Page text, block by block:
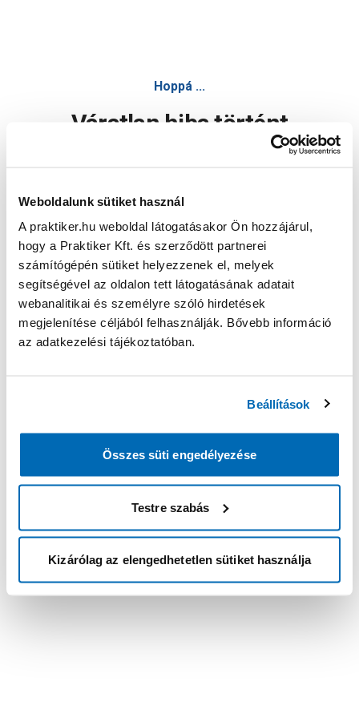
Weboldalunk sütiket használ
A praktiker.hu weboldal látogatásakor Ön hozzájárul,
hogy a Praktiker Kft. és szerződött partnerei
számítógépén sütiket helyezzenek el, melyek
segítségével az oldalon tett látogatásának adatait
webanalitikai és személyre szóló hirdetések
megjelenítése céljából felhasználják. Bővebb információ
az adatkezelési tájékoztatóban.
Beállítások
Összes süti engedélyezése
Testre szabás
Kizárólag az elengedhetetlen sütiket használja
Hoppá ...
Váratlan hiba történt
Oldal újratöltése